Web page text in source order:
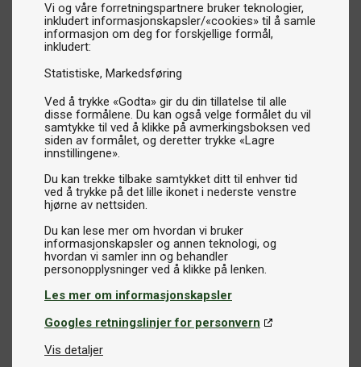
Vi og våre forretningspartnere bruker teknologier,
inkludert informasjonskapsler/«cookies» til å samle
informasjon om deg for forskjellige formål,
inkludert:
Statistiske Markedsføring
Ved å trykke «Godta» gir du din tillatelse til alle
disse formålene. Du kan også velge formålet du vil
samtykke til ved å klikke på avmerkingsboksen ved
siden av formålet, og deretter trykke «Lagre
innstillingene».
Du kan trekke tilbake samtykket ditt til enhver tid
ved å trykke på det lille ikonet i nederste venstre
hjørne av nettsiden.
Du kan lese mer om hvordan vi bruker
informasjonskapsler og annen teknologi, og
hvordan vi samler inn og behandler
Les mer om informasjonskapsler
Googles retningslinjer for personvern
Vis detaljer